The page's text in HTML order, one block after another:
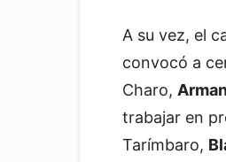
A su vez, el
convocó a
Charo,
trabajar en
Tarímbaro,